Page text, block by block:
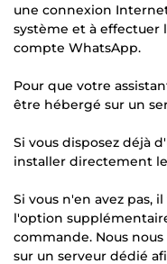
une connexion
système et à effectuer
compte WhatsApp.
Pour que votre
être hébergé sur un
Si vous disposez déjà
installer directement
Si vous n'en avez pas,
l'option
commande. Nous
sur un serveur dédié